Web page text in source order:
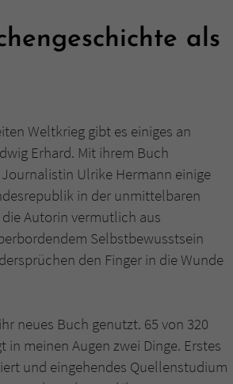
als
Weltkrieg gibt es einiges an
Erhard. Mit ihrem Buch
Ulrike Hermann einige
in der unmittelbaren
Autorin vermutlich aus
Selbstbewusstsein
den Finger in die Wunde
neues Buch genutzt. 65 von 320
meinen Augen zwei Dinge. Erstes
und eingehendes Quellenstudium
für Kommentare einzelner Buchtitel
Couch Medien GmbH & Co. KG
mit dem Benutzer. Es wird benötigt um z. B.
Sicherheitscode des Kontaktformulars zu